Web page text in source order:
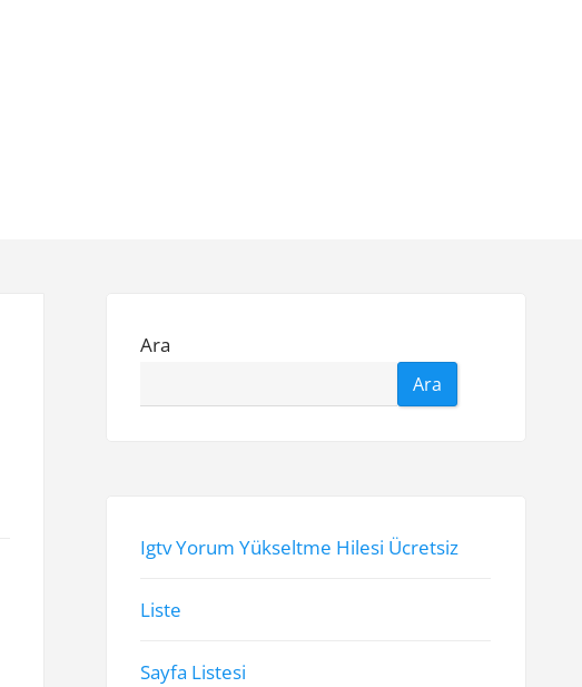
Ara
Ara
Igtv Yorum Yükseltme Hilesi Ücretsiz
Liste
Sayfa Listesi